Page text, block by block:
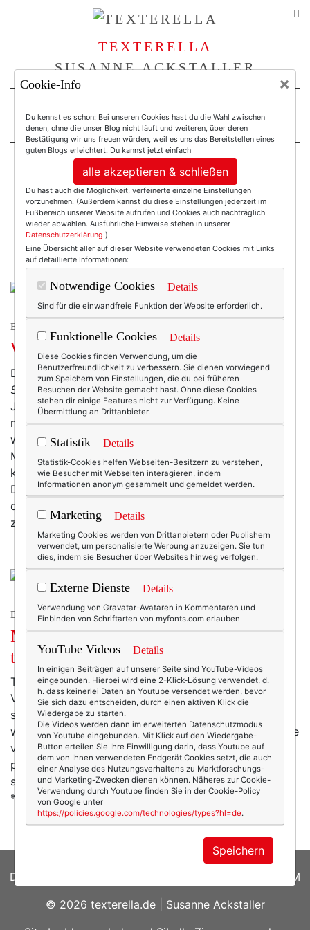
TEXTERELLA
SUSANNE ACKSTALLER
For Women. Not Girls.
Einträge mit dem
Tag: Feminine Mode
BEAUTY & FASHION
Wochenend-Wow: Paule Ka.
Den französischen DesignerPaule Ka(der eigentlich
Serge Cajfingerheißt ...) habe ich erst vor anderthalb
Jahr entdeckt und ihn gleich zu (m)einer ganz großen
modischen Liebe erkoren: Ich mag diesen sehr
weiblichen und sehr französischen Mix aus Retro-
Mode, Eleganz und mädchenhaftem Stil sehr – und
könnte quasi blindlings den ganzen Shop leer kaufen.
Die Kleider sind ein einziges Hach, aber leider hatte
der liebe Paule beim Entwerfen wohl die sehr
zierlichen Pariserinnen vor Augen.…
BEAUTY & FASHION
Mode am Mittwoch: Mein
theoretisches* Sommerkleid.
Theoretisch, weil ja auch nur theoretisch Sommer ist.
Von Taille und Pipapo rede ich jetzt mal nicht,
schließlich gehe ich seit neuestem zweimal
wöchentlich in Pilates (!!), da ist es nur noch eine Frage
von sehr wenigen Jahren, bis ich auch figürlich-
praktisch soweit bin. Aber theoretisch bestelle ich es
schon mal. So wunderwunderschön wie es ist!
*Credits: Britta Freith
DATENSCHUTZERKLÄRUNG
IMPRESSUM
© 2026 texterella.de| Susanne Ackstaller
Cookie-Info ×
Du kennst es schon: Bei unseren Cookies hast du die Wahl zwischen
denen, ohne die unser Blog nicht läuft und weiteren, über deren
Bestätigung wir uns freuen würden, weil es uns das Bereitstellen eines
guten Blogs erleichtert. Du kannst jetzt einfach
alle akzeptieren & schließen
Du hast auch die Möglichkeit, verfeinerte einzelne Einstellungen
vorzunehmen. (Außerdem kannst du diese Einstellungen jederzeit im
Fußbereich unserer Website aufrufen und Cookies auch nachträglich
wieder abwählen. Ausführliche Hinweise stehen in unserer
Datenschutzerklärung.)
Eine Übersicht aller auf dieser Website verwendeten Cookies mit Links
auf detaillierte Informationen:
Notwendige Cookies Details
Sind für die einwandfreie Funktion der Website erforderlich.
Funktionelle Cookies Details
Diese Cookies finden Verwendung, um die
Benutzerfreundlichkeit zu verbessern. Sie dienen vorwiegend
zum Speichern von Einstellungen, die du bei früheren
Besuchen der Website gemacht hast. Ohne diese Cookies
stehen dir einige Features nicht zur Verfügung. Keine
Übermittlung an Drittanbieter.
Statistik Details
Statistik-Cookies helfen Webseiten-Besitzern zu verstehen,
wie Besucher mit Webseiten interagieren, indem
Informationen anonym gesammelt und gemeldet werden.
Marketing Details
Marketing Cookies werden von Drittanbietern oder Publishern
verwendet, um personalisierte Werbung anzuzeigen. Sie tun
dies, indem sie Besucher über Websites hinweg verfolgen.
Externe Dienste Details
Verwendung von Gravatar-Avataren in Kommentaren und
Einbinden von Schriftarten von myfonts.com erlauben
YouTube Videos Details
In einigen Beiträgen auf unserer Seite sind YouTube-Videos
eingebunden. Hierbei wird eine 2-Klick-Lösung verwendet, d.
h. dass keinerlei Daten an Youtube versendet werden, bevor
Sie sich dazu entscheiden, durch einen aktiven Klick die
Wiedergabe zu starten.
Die Videos werden dann im erweiterten Datenschutzmodus
von Youtube eingebunden. Mit Klick auf den Wiedergabe-
Button erteilen Sie Ihre Einwilligung darin, dass Youtube auf
dem von Ihnen verwendeten Endgerät Cookies setzt, die auch
einer Analyse des Nutzungsverhaltens zu Marktforschungs-
und Marketing-Zwecken dienen können. Näheres zur Cookie-
Verwendung durch Youtube finden Sie in der Cookie-Policy
von Google unter
https://policies.google.com/technologies/types?hl=de.
Speichern